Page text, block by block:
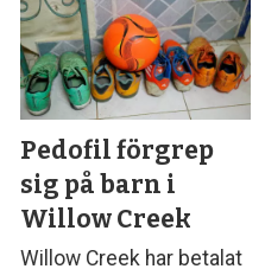
Pedofil förgrep
sig på barn i
Willow Creek
Willow Creek har betalat